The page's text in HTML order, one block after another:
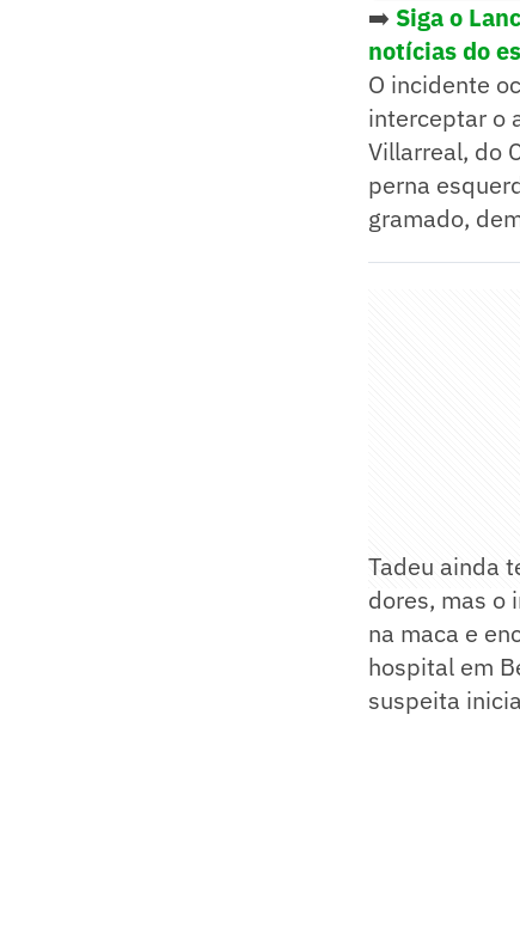
➡️ Siga o
notícias do
O incidente
interceptar o
Villarreal, do
perna
gramado,
Tadeu ainda
dores, mas o
na maca e
hospital em
suspeita